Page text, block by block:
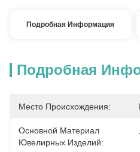
Подробная Информация
Подробная
Место Происхождения:
Основной Материал
Ювелирных Изделий: